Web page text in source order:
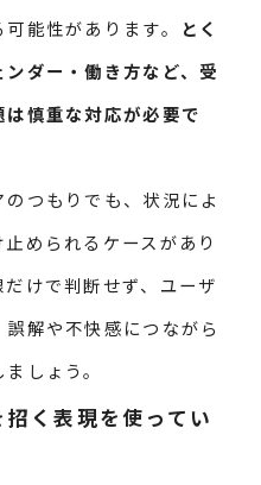
能性があります。
とく
ダー・働き方など、受
慎重な対応が必要で
つもりでも、状況によ
められるケースがあり
けで判断せず、ユーザ
解や不快感につながら
しょう。
く表現を使ってい